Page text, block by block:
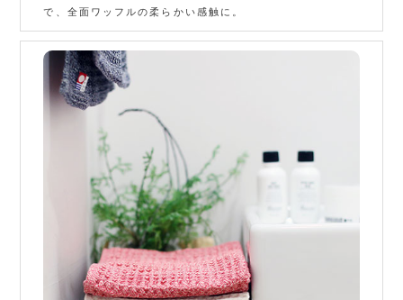
で、全面ワッフルの柔らかい感触に。